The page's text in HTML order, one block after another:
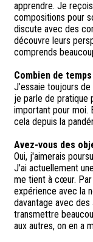
apprendre. Je
compositions pour
discute avec des
découvre leurs
comprends
Combien de
J’essaie toujours
je parle de pratique
important pour moi.
cela depuis la
Avez-vous des
Oui, j'aimerais
J'ai actuellement
me tient à cœur. Par
expérience avec la
davantage avec
transmettre
aux autres, on en a